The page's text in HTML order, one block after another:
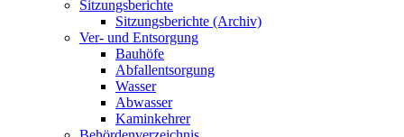
Sitzungsberichte
Sitzungsberichte (Archiv)
Ver- und Entsorgung
Bauhöfe
Abfallentsorgung
Wasser
Abwasser
Kaminkehrer